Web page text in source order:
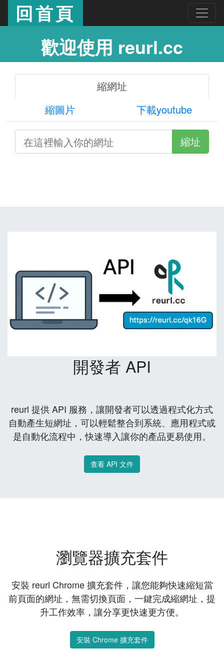
回首頁
歡迎使用 reurl.cc
縮網址
縮圖片
下載youtube
縮址
開發者 API
reurl 提供 API 服務，讓開發者可以透過程式化方式
自動產生短網址，可以輕鬆整合到系統、應用程式或
是自動化流程中，快速導入讓你的產品更易使用。
查看 API 文件
瀏覽器擴充套件
安裝 reurl Chrome 擴充套件，讓您能夠快速縮短當
前頁面的網址，無需切換頁面，一鍵完成縮網址，提
升工作效率，讓分享更快速更方便。
安裝 Chrome 擴充套件